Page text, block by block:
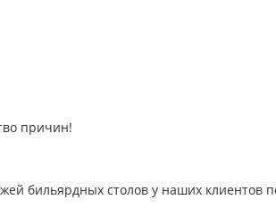
причин!
бильярдных столов у наших клиентов